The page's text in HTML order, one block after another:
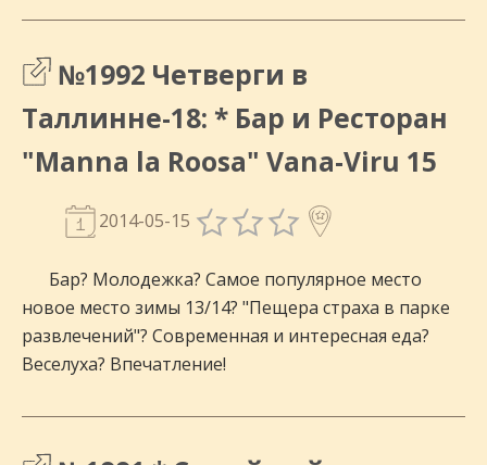
№1992 Четверги в
Таллинне-18: * Бар и Ресторан
"Manna la Roosa" Vana-Viru 15
2014-05-15
Бар? Молодежка? Самое популярное место
новое место зимы 13/14? "Пещера страха в парке
развлечений"? Современная и интересная еда?
Веселуха? Впечатление!